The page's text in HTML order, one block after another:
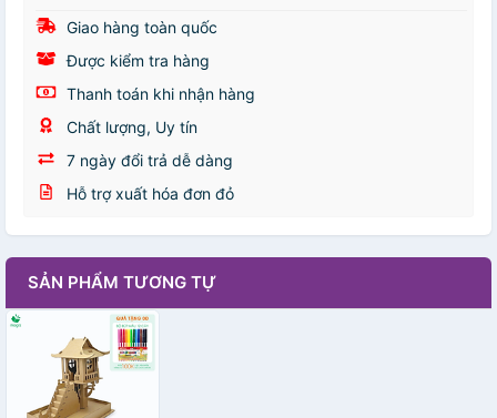
Giao hàng toàn quốc
Được kiểm tra hàng
Thanh toán khi nhận hàng
Chất lượng, Uy tín
7 ngày đổi trả dễ dàng
Hỗ trợ xuất hóa đơn đỏ
SẢN PHẨM TƯƠNG TỰ